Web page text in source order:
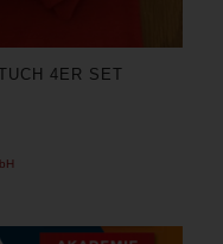
4ER SET